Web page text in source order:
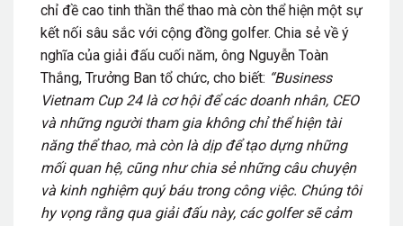
chỉ đề cao tinh thần thể thao mà còn thể hiện một sự
kết nối sâu sắc với cộng đồng golfer. Chia sẻ về ý
nghĩa của giải đấu cuối năm, ông Nguyễn Toàn
Thắng, Trưởng Ban tổ chức, cho biết: “Business
Vietnam Cup 24 là cơ hội để các doanh nhân, CEO
và những người tham gia không chỉ thể hiện tài
năng thể thao, mà còn là dịp để tạo dựng những
mối quan hệ, cũng như chia sẻ những câu chuyện
và kinh nghiệm quý báu trong công việc. Chúng tôi
hy vọng rằng qua giải đấu này, các golfer sẽ cảm